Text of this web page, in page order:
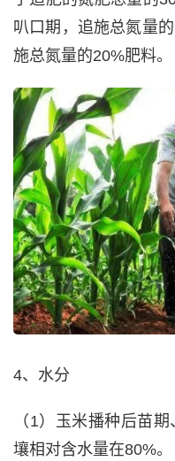
叭口期，追施总氮量
施总氮量的20%肥料。
4、水分
（1）玉米播种后苗
壤相对含水量在80%。